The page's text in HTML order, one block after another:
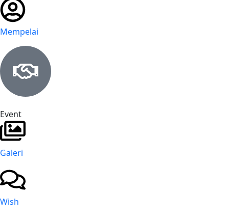
Mempelai
Event
Galeri
Wish